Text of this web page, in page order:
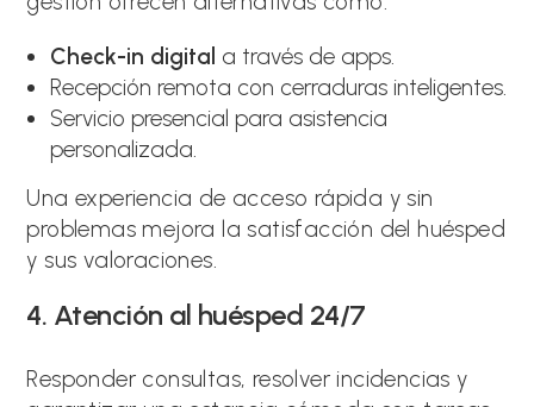
Check-in digital a través de apps.
Recepción remota con cerraduras inteligentes.
Servicio presencial para asistencia
personalizada.
Una experiencia de acceso rápida y sin
problemas mejora la satisfacción del huésped
y sus valoraciones.
4. Atención al huésped 24/7
Responder consultas, resolver incidencias y